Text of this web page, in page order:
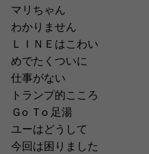
マリちゃん
わかりません
ＬＩＮＥはこわい
めでたくついに
仕事がない
トランプ的こころ
Ｇо Ｔо 足湯
ユーはどうして
今回は困りました